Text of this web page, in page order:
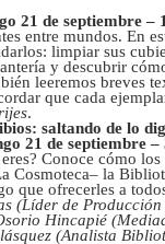
21 de septiembre –
entre mundos. En
limpiar sus
y descubrir
leeremos breves
que cada
.
saltando de lo
21 de septiembre –
Conoce cómo
Cosmoteca– la
que ofrecerles a
(Líder de
Hincapié
(Analista